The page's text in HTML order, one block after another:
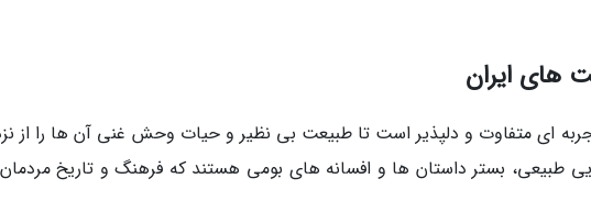
های ایران
ای متفاوت و دلپذیر است تا طبیعت بی نظیر و حیات وحش غنی آن ها را از
طبیعی، بستر داستان ها و افسانه های بومی هستند که فرهنگ و تاریخ